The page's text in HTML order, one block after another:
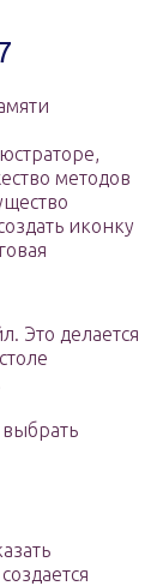
методов
иконку
Это делается